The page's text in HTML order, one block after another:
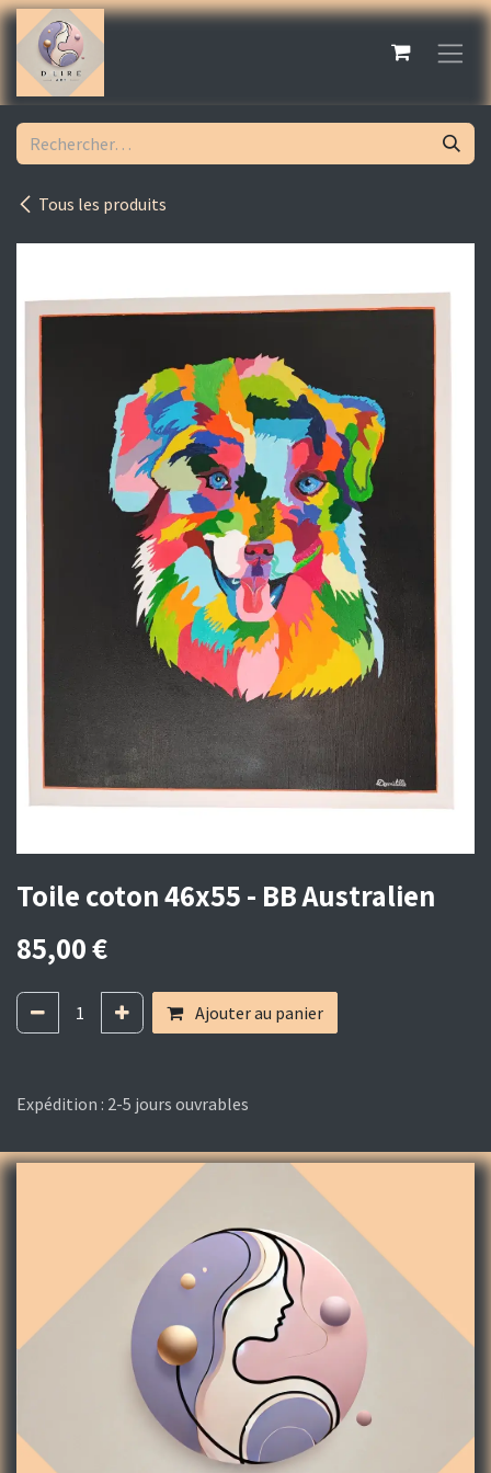
Se rendre au contenu
Tous les produits
Toile coton 46x55 - BB Australien
85,00€
Ajouter au panier
Expédition : 2-5 jours ouvrables